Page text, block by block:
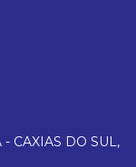
CAXIAS DO SUL,